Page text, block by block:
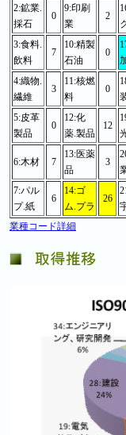
2:鉱業.
採石
0
9:印刷
業
2
3:食料.
飲料
7
10:精製
石油
0
4:織物.
繊維
3
11:核燃
料
0
5:皮革
製品
0
12:化
薬.製品
12
6:木材 7
13:医薬
品
3
7:パル
プ.紙
6
14:ゴ
ム.プラ
26
業種コード詳細